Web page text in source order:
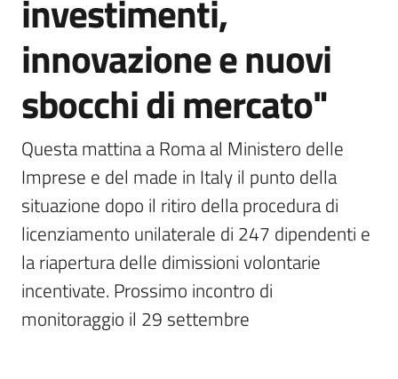
investimenti,
innovazione e nuovi
sbocchi di mercato"
Questa mattina a Roma al Ministero delle
Imprese e del made in Italy il punto della
situazione dopo il ritiro della procedura di
licenziamento unilaterale di 247 dipendenti e
la riapertura delle dimissioni volontarie
incentivate. Prossimo incontro di
monitoraggio il 29 settembre